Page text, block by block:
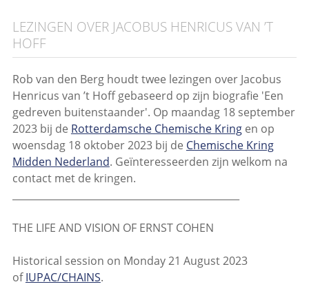
LEZINGEN OVER JACOBUS HENRICUS VAN ’T
HOFF
Rob van den Berg houdt twee lezingen over Jacobus
Henricus van ’t Hoff gebaseerd op zijn biografie 'Een
gedreven buitenstaander'. Op maandag 18 september
2023 bij de Rotterdamsche Chemische Kringen op
woensdag 18 oktober 2023 bij de Chemische Kring
Midden Nederland. Geïnteresseerden zijn welkom na
contact met de kringen.
THE LIFE AND VISION OF ERNST COHEN
Historical session on Monday 21 August 2023
ofIUPAC/CHAINS.